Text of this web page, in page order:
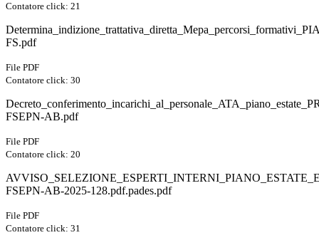
Contatore click: 21
FS.pdf
File PDF
Contatore click: 30
FSEPN-AB.pdf
File PDF
Contatore click: 20
FSEPN-AB-2025-128.pdf.pades.pdf
File PDF
Contatore click: 31